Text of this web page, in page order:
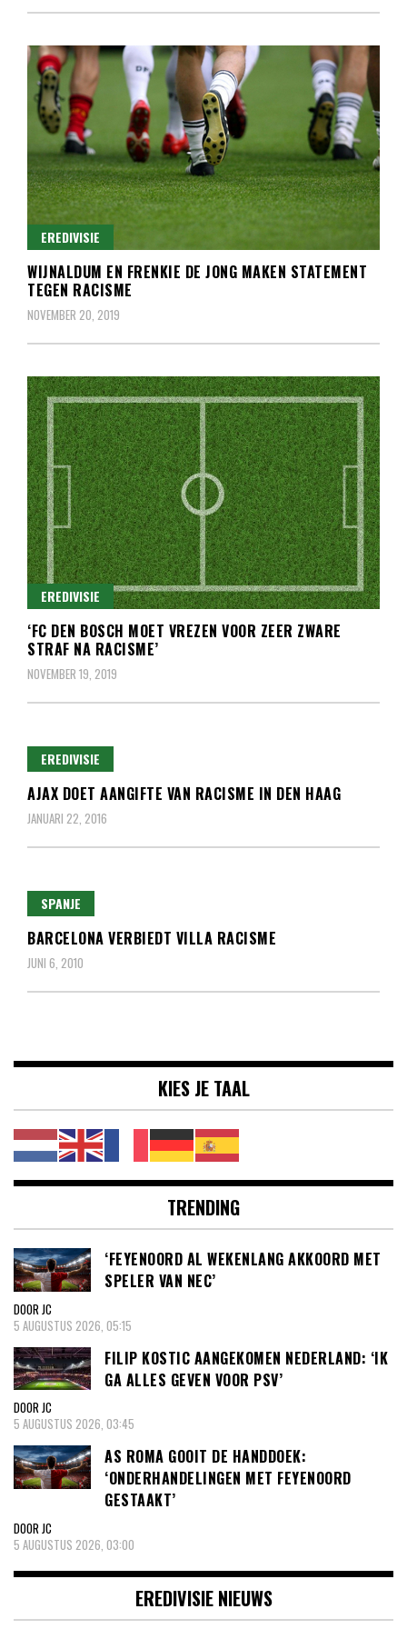
EREDIVISIE
WIJNALDUM EN FRENKIE DE JONG MAKEN STATEMENT
TEGEN RACISME
NOVEMBER 20, 2019
EREDIVISIE
‘FC DEN BOSCH MOET VREZEN VOOR ZEER ZWARE
STRAF NA RACISME’
NOVEMBER 19, 2019
EREDIVISIE
AJAX DOET AANGIFTE VAN RACISME IN DEN HAAG
JANUARI 22, 2016
SPANJE
BARCELONA VERBIEDT VILLA RACISME
JUNI 6, 2010
KIES JE TAAL
TRENDING
‘FEYENOORD AL WEKENLANG AKKOORD MET
SPELER VAN NEC’
DOOR JC
5 AUGUSTUS 2026, 05:15
FILIP KOSTIC AANGEKOMEN NEDERLAND: ‘IK
GA ALLES GEVEN VOOR PSV’
DOOR JC
5 AUGUSTUS 2026, 03:45
AS ROMA GOOIT DE HANDDOEK:
‘ONDERHANDELINGEN MET FEYENOORD
GESTAAKT’
DOOR JC
5 AUGUSTUS 2026, 03:00
EREDIVISIE NIEUWS